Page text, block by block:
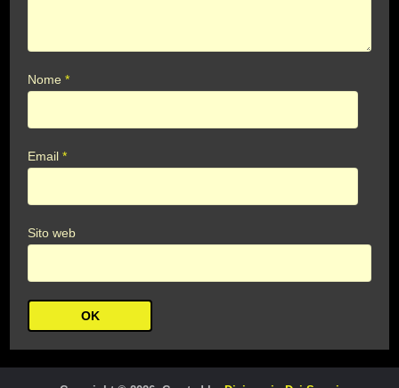
Nome*
Email*
Sito web